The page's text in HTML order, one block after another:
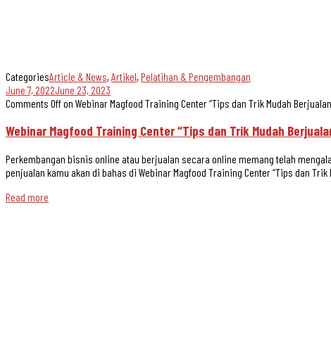
CategoriesArticle & News, Artikel, Pelatihan & Pengembangan
June 7, 2022June 23, 2023
Comments Offon Webinar Magfood Training Center “Tips dan Trik Mudah
Webinar Magfood Training Center “Tips dan Trik Mudah
Perkembangan bisnis online atau berjualan secara online memang telah
penjualan kamu akan di bahas di Webinar Magfood Training Center “Tips dan
Read more